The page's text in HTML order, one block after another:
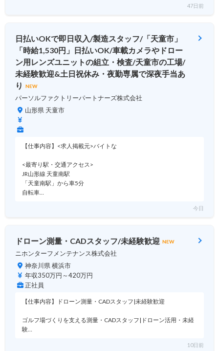
47日前
日払いOKで即日収入/製造スタッフ/「天童市」
「時給1,530円」日払いOK/車載カメラやドロー
ン用レンズユニットの組立・検査/天童市の工場/
未経験歓迎&土日祝休み・夜勤専属で深夜手当あ
り
NEW
パーソルファクトリーパートナーズ株式会社
山形県 天童市
【仕事内容】<求人掲載元>バイトな
<最寄り駅・交通アクセス>
JR山形線 天童南駅
「天童南駅」から車5分
自転車…
今日
ドローン測量・CADスタッフ/未経験歓迎 NEW
ニホンターフメンテナンス株式会社
神奈川県 横浜市
年収350万円～420万円
正社員
【仕事内容】ドローン測量・CADスタッフ|未経験歓迎
ゴルフ場づくりを支える測量・CADスタッフ|ドローン活用・未経
験…
10日前